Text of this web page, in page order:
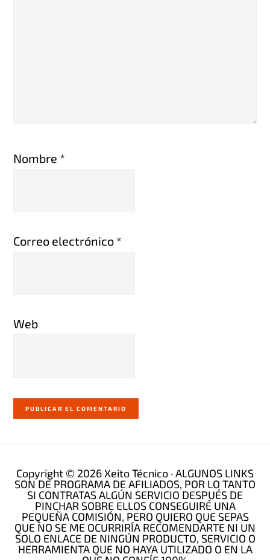
Nombre *
Correo electrónico *
Web
Copyright © 2026 Xeito Técnico · ALGUNOS LINKS
SON DE PROGRAMA DE AFILIADOS, POR LO TANTO
SI CONTRATAS ALGÚN SERVICIO DESPUÉS DE
PINCHAR SOBRE ELLOS CONSEGUIRÉ UNA
PEQUEÑA COMISIÓN, PERO QUIERO QUE SEPAS
QUE NO SE ME OCURRIRÍA RECOMENDARTE NI UN
SOLO ENLACE DE NINGÚN PRODUCTO, SERVICIO O
HERRAMIENTA QUE NO HAYA UTILIZADO O EN LA